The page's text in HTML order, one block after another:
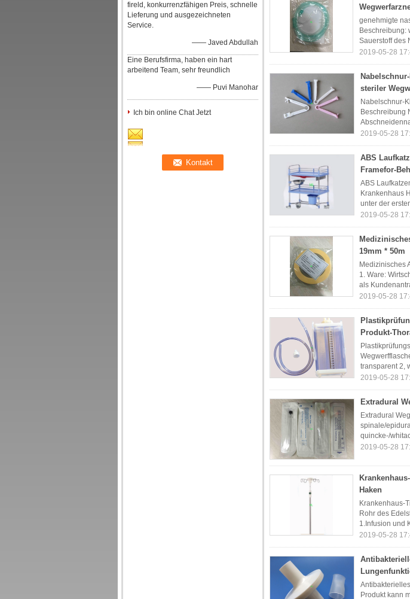
fireld, konkurrenzfähigen Preis, schnelle
Lieferung und ausgezeichneten
Service.
—— Javed Abdullah
Eine Berufsfirma, haben ein hart
arbeitend Team, sehr freundlich
—— Puvi Manohar
Ich bin online Chat Jetzt
genehmigte
Beschreibung:
Sauerstoff des
2019-05-28
steriler
Nabelschnur-
Beschreibung
2019-05-28
ABS
Framefor-
ABS
Krankenhaus
unter der
2019-05-28
19mm * 50m
Medizinisches
1. Ware:
als
2019-05-28
Produkt-
transparent 2,
2019-05-28
Extradural
Extradural
spinale/
quincke-/
2019-05-28
Haken
Krankenhaus-
Rohr des
1.Infusion und
2019-05-28
Produkt kann